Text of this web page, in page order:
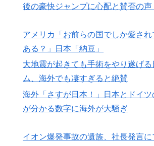
▶ 【衝撃】韓国人「エボシ御前の声の人
よ」
▶ 大地震が起きても手術をやり遂げる日
海外でも凄すぎると絶賛
▶ フランス人「欲張りすぎだ」中村敬斗
能性を会長が示唆！移籍金が交渉の壁
後の豪快ジャンプに心配と賛否の声
アメリカ「お前らの国でしか愛さ
ある？」日本「納豆」
大地震が起きても手術をやり遂げ
ム、海外でも凄すぎると絶賛
海外「さすが日本！」日本とドイ
が分かる数字に海外が大騒ぎ
イオン爆発事故の遺族、社長発言